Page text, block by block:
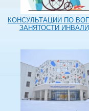
КОНСУЛЬТАЦИИ ПО
ЗАНЯТОСТИ